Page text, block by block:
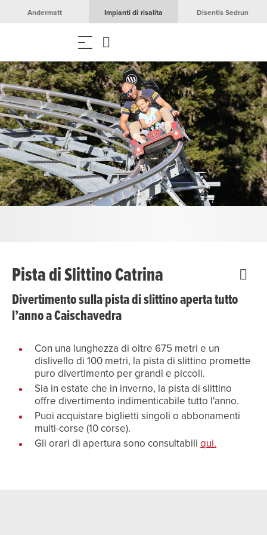
Andermatt Impianti di risalita Disentis Sedrun
Pista di Slittino Catrina
Divertimento sulla pista di slittino aperta tutto
l’anno a Caischavedra
Con una lunghezza di oltre 675 metri e un
dislivello di 100 metri, la pista di slittino promette
puro divertimento per grandi e piccoli.
Sia in estate che in inverno, la pista di slittino
offre divertimento indimenticabile tutto l'anno.
Puoi acquistare biglietti singoli o abbonamenti
multi-corse (10 corse).
Gli orari di apertura sono consultabiliqui.